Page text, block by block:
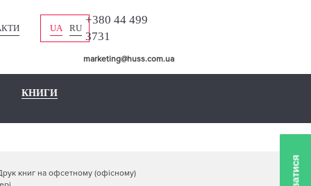
UA RU
+380 44 499
3731
marketing@huss.com.ua
КНИГИ